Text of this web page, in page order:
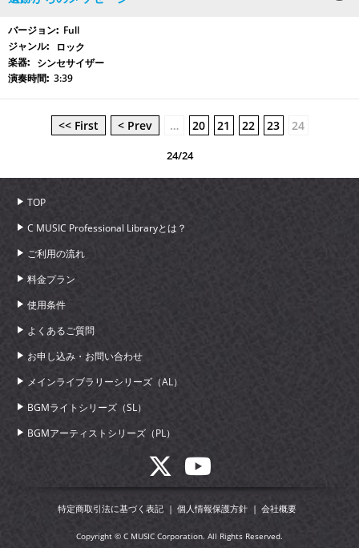
Full
ロック
シンセサイザー
3:39
<< First < Prev … 20 21 22 23 24
24/24
TOP
C MUSIC Professional Libraryとは？
ご利用の流れ
料金プラン
使用条件
よくあるご質問
お申し込み・お問い合わせ
メインライブラリーシリーズ（AL）
BGMライトシリーズ（SL）
BGMアーティストシリーズ（PL）
特定商取引法に基づく表記 個人情報保護方針 会社概要
Copyright © C MUSIC Corporation. All Rights Reserved.